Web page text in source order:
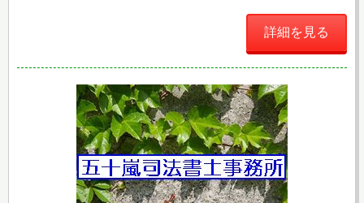
詳細を見る